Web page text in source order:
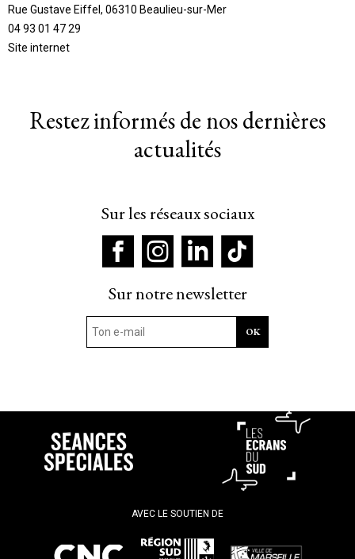
Rue Gustave Eiffel, 06310 Beaulieu-sur-Mer
04 93 01 47 29
Site internet
Restez informés de nos dernières
actualités
Sur les réseaux sociaux
Sur notre newsletter
AVEC LE SOUTIEN DE